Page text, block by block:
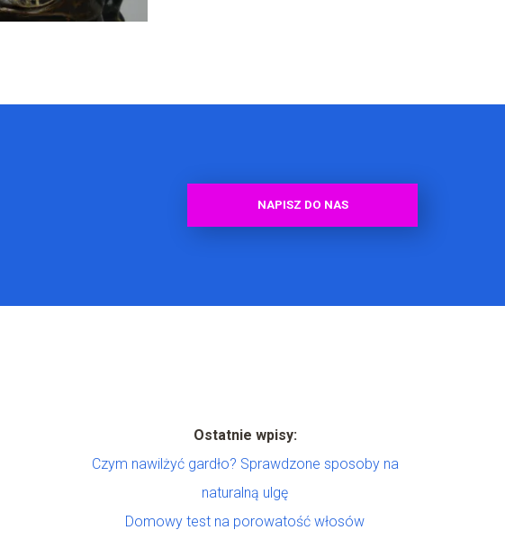
NAPISZ DO NAS
Ostatnie wpisy:
Czym nawilżyć gardło? Sprawdzone sposoby na
naturalną ulgę
Domowy test na porowatość włosów